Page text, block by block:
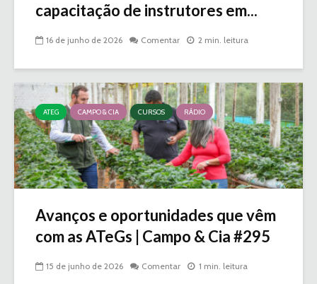
capacitação de instrutores em...
16 de junho de 2026 Comentar 2 min. leitura
ATEG CAMPO & CIA CURSOS RÁDIO
Avanços e oportunidades que vêm
com as ATeGs | Campo & Cia #295
15 de junho de 2026 Comentar 1 min. leitura